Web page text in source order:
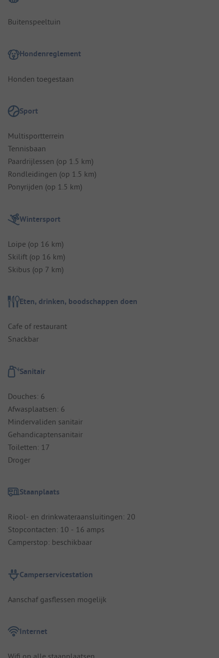
Buitenspeeltuin
Hondenreglement
Honden toegestaan
Sport
Multisportterrein
Tennisbaan
Paardrijlessen (op 1.5 km)
Rondleidingen (op 1.5 km)
Ponyrijden (op 1.5 km)
Wintersport
Loipe (op 16 km)
Skilift (op 16 km)
Skibus (op 7 km)
Eten, drinken, boodschappen doen
Cafe of restaurant
Snackbar
Sanitair
Douches: 6
Afwasplaatsen: 6
Mindervaliden sanitair
Gehandicaptensanitair
Toiletten: 17
Droger
Staanplaats
Riool- en drinkwateraansluitingen: 20
Stopcontacten: 10 - 16 amps
Camperstop: beschikbaar
Camperservicestation
Aanschaf gasflessen mogelijk
Internet